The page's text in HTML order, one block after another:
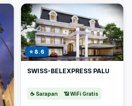
⭐ 8.6
SWISS-BELEXPRESS PALU
☕ Sarapan 📶 WiFi Gratis